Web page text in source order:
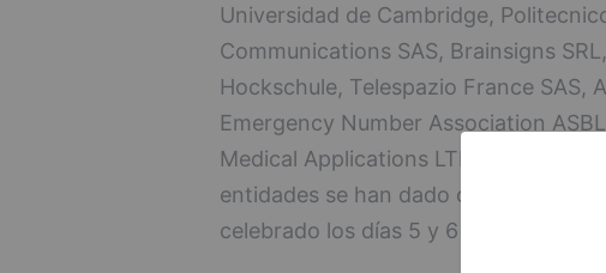
Universidad de Cambridge,
Communications SAS, Brainsigns
Hockschule, Telespazio France SAS,
Emergency Number Association
Medical Applications LTD.
entidades se han dado cita hoy en
celebrado los días 5 y 6 de febrero.